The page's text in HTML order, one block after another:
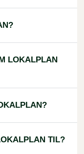
LOKALPLAN
TIL?